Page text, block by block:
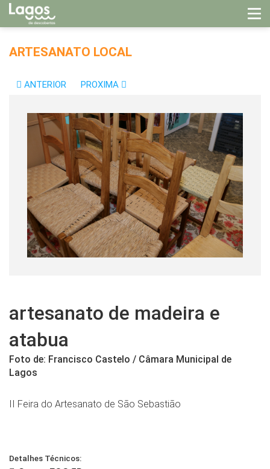
ARTESANATO LOCAL
ANTERIOR PROXIMA
Detalhes Técnicos:
artesanato de madeira e
atabua
Foto de: Francisco Castelo / Câmara Municipal de
Lagos
II Feira do Artesanato de São Sebastião